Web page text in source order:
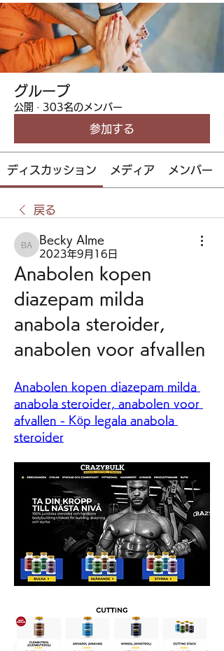
グループ
公開 · 303名のメンバー
参加する
ディスカッション メディア メンバー
戻る
Becky Alme
Becky Alme
2023年9月16日
Anabolen kopen
diazepam milda
anabola steroider,
anabolen voor afvallen
Anabolen kopen diazepam milda
anabola steroider, anabolen voor
afvallen - Köp legala anabola
steroider